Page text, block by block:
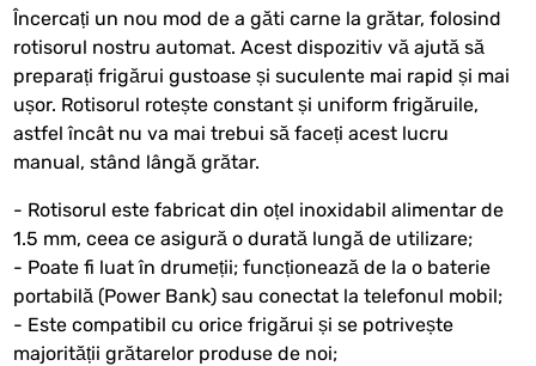
Încercați un nou mod de a găti carne la grătar, folosind
rotisorul nostru automat. Acest dispozitiv vă ajută să
preparați frigărui gustoase și suculente mai rapid și mai
ușor. Rotisorul rotește constant și uniform frigăruile,
astfel încât nu va mai trebui să faceți acest lucru
manual, stând lângă grătar.
- Rotisorul este fabricat din oțel inoxidabil alimentar de
1.5 mm, ceea ce asigură o durată lungă de utilizare;
- Poate fi luat în drumeții; funcționează de la o baterie
portabilă (Power Bank) sau conectat la telefonul mobil;
- Este compatibil cu orice frigărui și se potrivește
majorității grătarelor produse de noi;